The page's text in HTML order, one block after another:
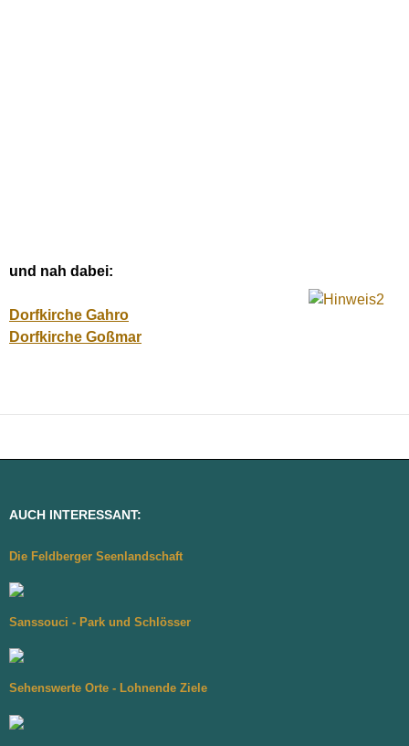
und nah dabei:
Dorfkirche Gahro
Dorfkirche Goßmar
AUCH INTERESSANT:
Die Feldberger Seenlandschaft
Sanssouci - Park und Schlösser
Sehenswerte Orte - Lohnende Ziele